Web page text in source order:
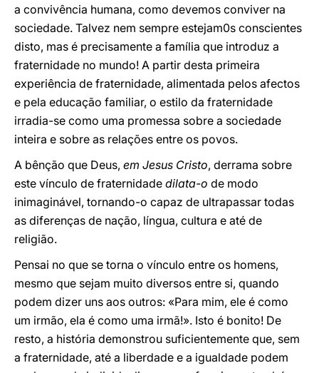
a convivência humana, como devemos conviver na
sociedade. Talvez nem sempre estejam0s conscientes
disto, mas é precisamente a família que introduz a
fraternidade no mundo! A partir desta primeira
experiência de fraternidade, alimentada pelos afectos
e pela educação familiar, o estilo da fraternidade
irradia-se como uma promessa sobre a sociedade
inteira e sobre as relações entre os povos.
A bênção que Deus, em Jesus Cristo, derrama sobre
este vínculo de fraternidade dilata-o de modo
inimaginável, tornando-o capaz de ultrapassar todas
as diferenças de nação, língua, cultura e até de
religião.
Pensai no que se torna o vínculo entre os homens,
mesmo que sejam muito diversos entre si, quando
podem dizer uns aos outros: «Para mim, ele é como
um irmão, ela é como uma irmã!». Isto é bonito! De
resto, a história demonstrou suficientemente que, sem
a fraternidade, até a liberdade e a igualdade podem